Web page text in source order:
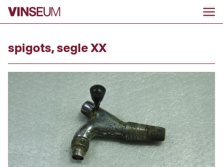
Go to content
spigots, segle XX